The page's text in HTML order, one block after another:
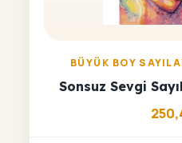
BÜYÜK BOY
Sonsuz Sevgi